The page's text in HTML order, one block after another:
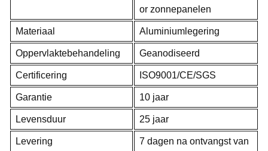
or zonnepanelen
Materiaal Aluminiumlegering
Oppervlaktebehandeling Geanodiseerd
Certificering ISO9001/CE/SGS
Garantie 10 jaar
Levensduur 25 jaar
Levering
7 dagen na ontvangst van